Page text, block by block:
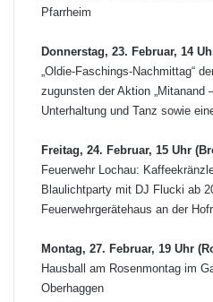
Pfarrheim
Donnerstag, 23. Februar, 14
„Oldie-Faschings-Nachmittag“
zugunsten der Aktion „Mitanand
Unterhaltung und Tanz sowie
Freitag, 24. Februar, 15 Uhr
Feuerwehr Lochau:
Blaulichtparty mit DJ Flucki ab
Feuerwehrgerätehaus an der
Montag, 27. Februar, 19 Uhr
Hausball am Rosenmontag im
Oberhaggen